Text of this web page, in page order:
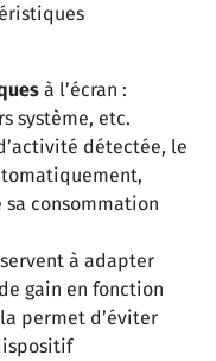
à l’écran :
système, etc.
détectée, le
consommation
à adapter
gain en fonction
permet d’éviter